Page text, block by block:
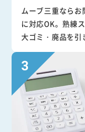
ムーブ三重なら
に対応OK。熟練
大ゴミ・廃品を引